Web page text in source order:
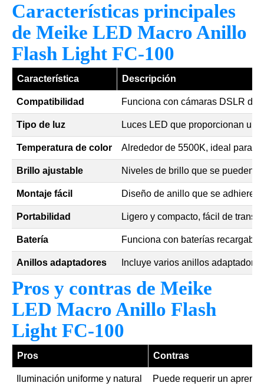
Características principales
de Meike LED Macro Anillo
Flash Light FC-100
Característica Descripción
Compatibilidad Funciona con cámaras DSLR de
Tipo de luz Luces LED que proporcionan
Temperatura de color Alrededor de 5500K, ideal para
Brillo ajustable Niveles de brillo que se pueden
Montaje fácil Diseño de anillo que se adhiere
Portabilidad Ligero y compacto, fácil de
Batería Funciona con baterías
Anillos adaptadores Incluye varios anillos
Pros y contras de Meike
LED Macro Anillo Flash
Light FC-100
Pros Contras
Iluminación uniforme y natural Puede requerir un